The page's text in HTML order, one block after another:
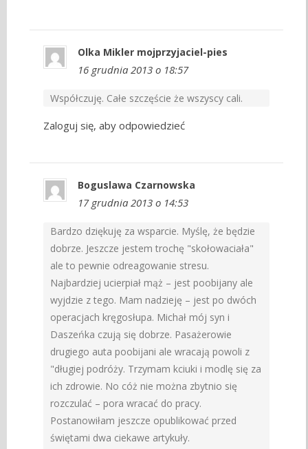
Olka Mikler mojprzyjaciel-pies
16 grudnia 2013 o 18:57
Współczuję. Całe szczęście że wszyscy cali.
Zaloguj się, aby odpowiedzieć
Boguslawa Czarnowska
17 grudnia 2013 o 14:53
Bardzo dziękuję za wsparcie. Myślę, że będzie
dobrze. Jeszcze jestem trochę "skołowaciała"
ale to pewnie odreagowanie stresu.
Najbardziej ucierpiał mąż – jest poobijany ale
wyjdzie z tego. Mam nadzieję – jest po dwóch
operacjach kręgosłupa. Michał mój syn i
Daszeńka czują się dobrze. Pasażerowie
drugiego auta poobijani ale wracają powoli z
"długiej podróży. Trzymam kciuki i modlę się za
ich zdrowie. No cóż nie można zbytnio się
rozczulać – pora wracać do pracy.
Postanowiłam jeszcze opublikować przed
świętami dwa ciekawe artykuły.